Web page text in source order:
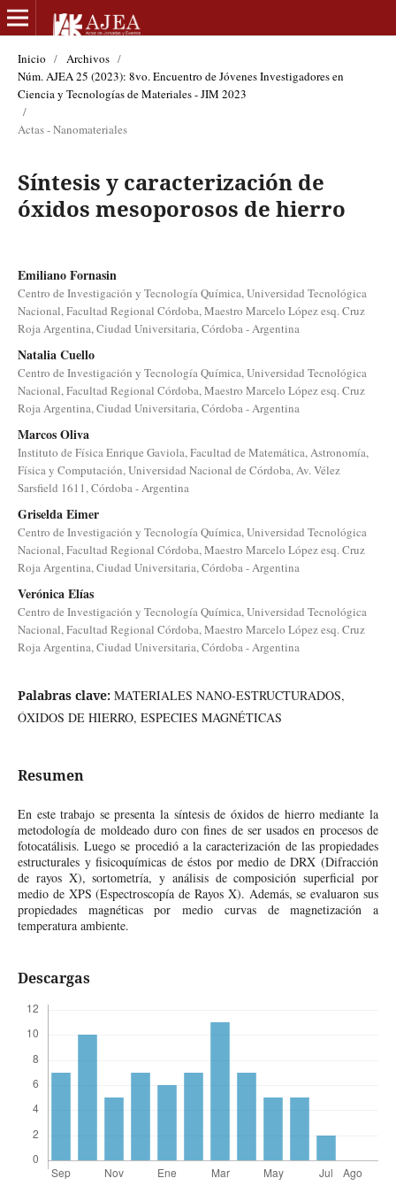
Inicio / Archivos /
Núm. AJEA 25 (2023): 8vo. Encuentro de Jóvenes Investigadores en
Ciencia y Tecnologías de Materiales - JIM 2023
/
Actas - Nanomateriales
Síntesis y caracterización de
óxidos mesoporosos de hierro
Emiliano Fornasin
Centro de Investigación y Tecnología Química, Universidad Tecnológica
Nacional, Facultad Regional Córdoba, Maestro Marcelo López esq. Cruz
Roja Argentina, Ciudad Universitaria, Córdoba - Argentina
Natalia Cuello
Centro de Investigación y Tecnología Química, Universidad Tecnológica
Nacional, Facultad Regional Córdoba, Maestro Marcelo López esq. Cruz
Roja Argentina, Ciudad Universitaria, Córdoba - Argentina
Marcos Oliva
Instituto de Física Enrique Gaviola, Facultad de Matemática, Astronomía,
Física y Computación, Universidad Nacional de Córdoba, Av. Vélez
Sarsfield 1611, Córdoba - Argentina
Griselda Eimer
Centro de Investigación y Tecnología Química, Universidad Tecnológica
Nacional, Facultad Regional Córdoba, Maestro Marcelo López esq. Cruz
Roja Argentina, Ciudad Universitaria, Córdoba - Argentina
Verónica Elías
Centro de Investigación y Tecnología Química, Universidad Tecnológica
Nacional, Facultad Regional Córdoba, Maestro Marcelo López esq. Cruz
Roja Argentina, Ciudad Universitaria, Córdoba - Argentina
Palabras clave: MATERIALES NANO-ESTRUCTURADOS,
ÓXIDOS DE HIERRO, ESPECIES MAGNÉTICAS
Resumen
En este trabajo se presenta la síntesis de óxidos de hierro mediante la
metodología de moldeado duro con fines de ser usados en procesos de
fotocatálisis. Luego se procedió a la caracterización de las propiedades
estructurales y fisicoquímicas de éstos por medio de DRX (Difracción
de rayos X), sortometría, y análisis de composición superficial por
medio de XPS (Espectroscopía de Rayos X). Además, se evaluaron sus
propiedades magnéticas por medio curvas de magnetización a
temperatura ambiente.
Descargas